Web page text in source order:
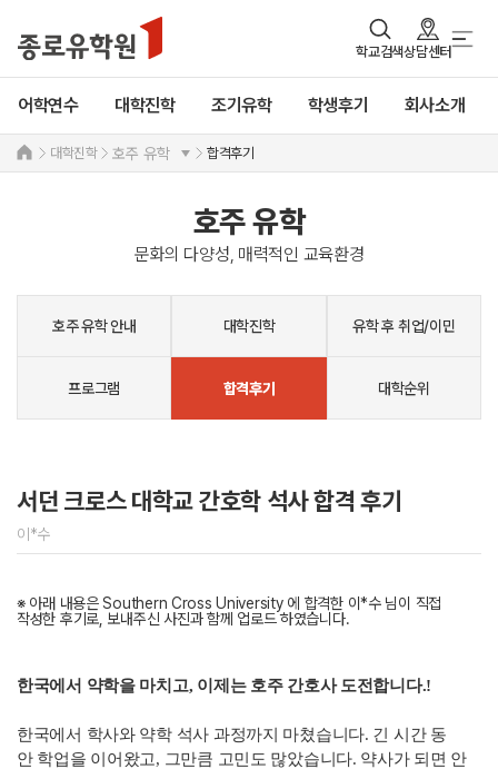
학교검색상담센터
어학연수 대학진학 조기유학 학생후기 회사소개
대학진학 호주 유학 합격후기
호주 유학
문화의 다양성, 매력적인 교육환경
호주 유학 안내 대학진학 유학 후 취업/이민
프로그램 합격후기 대학순위
서던 크로스 대학교 간호학 석사 합격 후기
이*수
※ 아래 내용은 Southern Cross University 에 합격한 이*수 님이 직접
작성한 후기로, 보내주신 사진과 함께 업로드 하였습니다.
한국에서 약학을 마치고, 이제는 호주 간호사 도전합니다.!
한국에서 학사와 약학 석사 과정까지 마쳤습니다. 긴 시간 동
안 학업을 이어왔고, 그만큼 고민도 많았습니다. 약사가 되면 안